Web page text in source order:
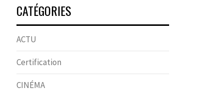
CATÉGORIES
ACTU
Certification
CINÉMA